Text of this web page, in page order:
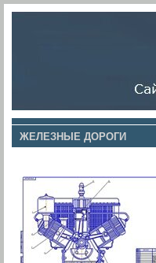
ЖЕЛЕЗНЫЕ ДОРОГИ